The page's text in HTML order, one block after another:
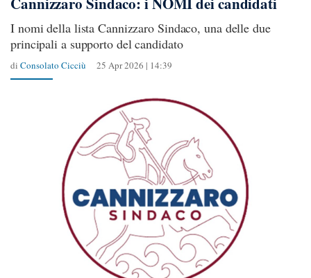
I nomi della lista Cannizzaro Sindaco, una delle due
principali a supporto del candidato
di Consolato Cicciù 25 Apr 2026 | 14:39